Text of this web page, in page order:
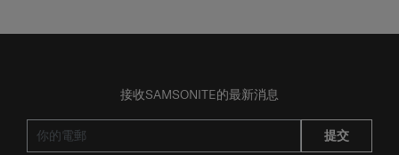
接收SAMSONITE的最新消息
提交